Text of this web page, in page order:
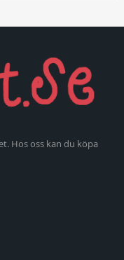
Hos oss kan du köpa